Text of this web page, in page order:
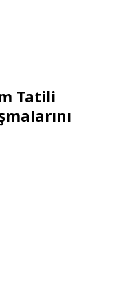
Tatili